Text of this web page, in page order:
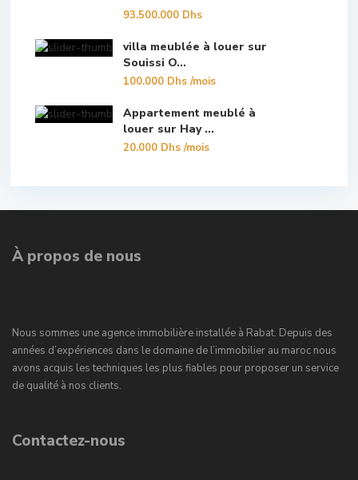
93.500.000 Dhs
villa meublée à louer sur
Souissi O...
100.000 Dhs/mois
Appartement meublé à
louer sur Hay ...
20.000 Dhs/mois
À propos de nous
Nous sommes une agence immobilière installée à Rabat. Depuis des
années d’expériences dans le domaine de l’immobilier au maroc nous
avons acquis les techniques les plus fiables pour proposer un service
de qualité à nos clients.
Contactez-nous